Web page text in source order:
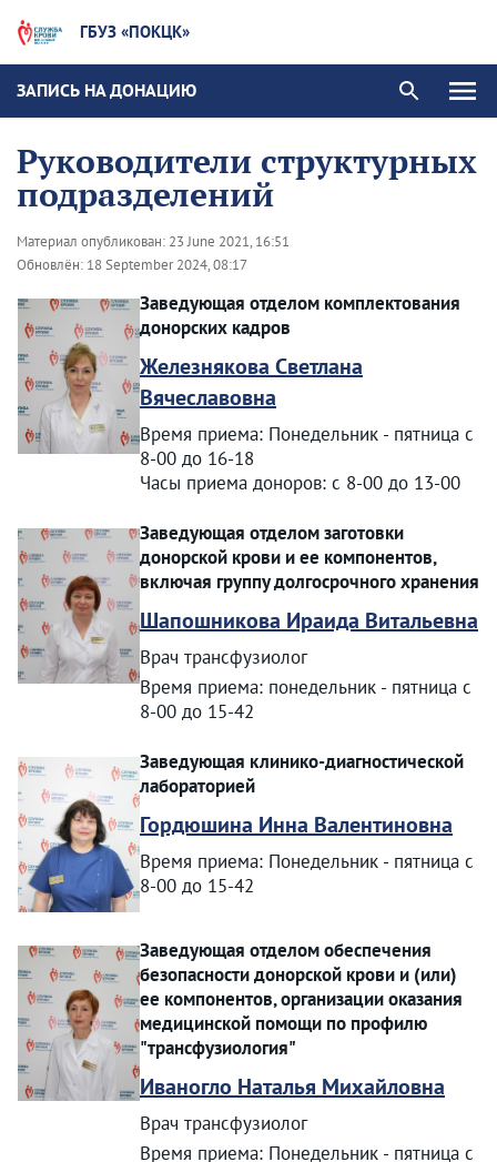
ГБУЗ «ПОКЦК»
ЗАПИСЬ НА ДОНАЦИЮ
Руководители структурных
подразделений
Материал опубликован: 23 June 2021, 16:51
Обновлён: 18 September 2024, 08:17
Заведующая отделом комплектования
донорских кадров
Железнякова Светлана
Вячеславовна
Время приема: Понедельник - пятница с
8-00 до 16-18
Часы приема доноров: с 8-00 до 13-00
Заведующая отделом заготовки
донорской крови и ее компонентов,
включая группу долгосрочного хранения
Шапошникова Ираида Витальевна
Врач трансфузиолог
Время приема: понедельник - пятница с
8-00 до 15-42
Заведующая клинико-диагностической
лабораторией
Гордюшина Инна Валентиновна
Время приема: Понедельник - пятница с
8-00 до 15-42
Заведующая отделом обеспечения
безопасности донорской крови и (или)
ее компонентов, организации оказания
медицинской помощи по профилю
"трансфузиология"
Иваногло Наталья Михайловна
Врач трансфузиолог
Время приема: Понедельник - пятница с